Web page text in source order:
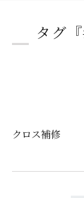
タグ
クロス補修